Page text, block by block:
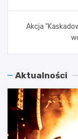
Akcja
Aktualności